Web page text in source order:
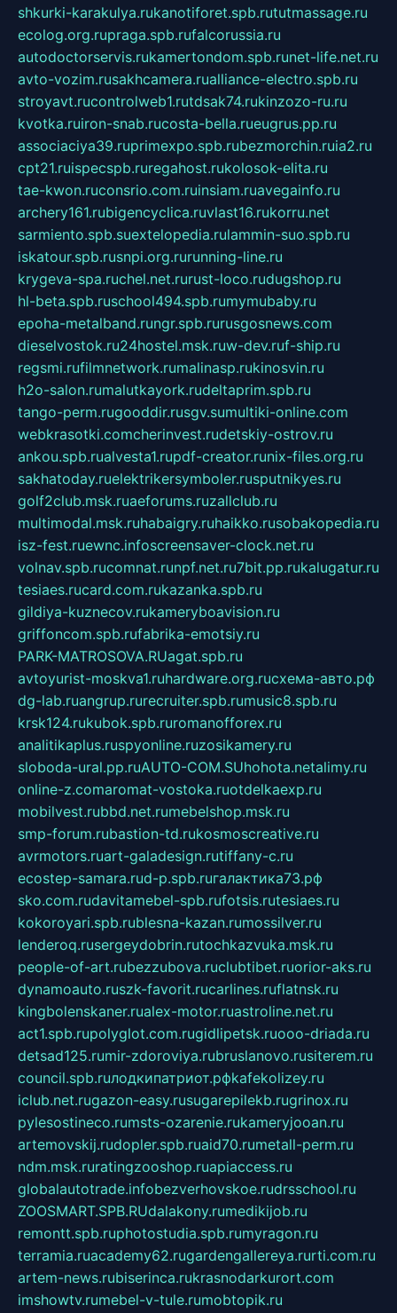
shkurki-karakulya.rukanotiforet.spb.rututmassage.ru
ecolog.org.rupraga.spb.rufalcorussia.ru
autodoctorservis.rukamertondom.spb.runet-life.net.ru
avto-vozim.rusakhcamera.rualliance-electro.spb.ru
stroyavt.rucontrolweb1.rutdsak74.rukinzozo-ru.ru
kvotka.ruiron-snab.rucosta-bella.rueugrus.pp.ru
associaciya39.ruprimexpo.spb.rubezmorchin.ruia2.ru
cpt21.ruispecspb.ruregahost.rukolosok-elita.ru
tae-kwon.ruconsrio.com.ruinsiam.ruavegainfo.ru
archery161.rubigencyclica.ruvlast16.rukorru.net
sarmiento.spb.suextelopedia.rulammin-suo.spb.ru
iskatour.spb.rusnpi.org.rurunning-line.ru
krygeva-spa.ruchel.net.rurust-loco.rudugshop.ru
hl-beta.spb.ruschool494.spb.rumymubaby.ru
epoha-metalband.rungr.spb.rurusgosnews.com
dieselvostok.ru24hostel.msk.ruw-dev.ruf-ship.ru
regsmi.rufilmnetwork.rumalinasp.rukinosvin.ru
h2o-salon.rumalutkayork.rudeltaprim.spb.ru
tango-perm.rugooddir.rusgv.sumultiki-online.com
webkrasotki.comcherinvest.rudetskiy-ostrov.ru
ankou.spb.rualvesta1.rupdf-creator.runix-files.org.ru
sakhatoday.ruelektrikersymboler.rusputnikyes.ru
golf2club.msk.ruaeforums.ruzallclub.ru
multimodal.msk.ruhabaigry.ruhaikko.rusobakopedia.ru
isz-fest.ruewnc.infoscreensaver-clock.net.ru
volnav.spb.rucomnat.runpf.net.ru7bit.pp.rukalugatur.ru
tesiaes.rucard.com.rukazanka.spb.ru
gildiya-kuznecov.rukameryboavision.ru
griffoncom.spb.rufabrika-emotsiy.ru
PARK-MATROSOVA.RUagat.spb.ru
avtoyurist-moskva1.ruhardware.org.ruсхема-авто.рф
dg-lab.ruangrup.rurecruiter.spb.rumusic8.spb.ru
krsk124.rukubok.spb.ruromanofforex.ru
analitikaplus.ruspyonline.ruzosikamery.ru
sloboda-ural.pp.ruAUTO-COM.SUhohota.netalimy.ru
online-z.comaromat-vostoka.ruotdelkaexp.ru
mobilvest.rubbd.net.rumebelshop.msk.ru
smp-forum.rubastion-td.rukosmoscreative.ru
avrmotors.ruart-galadesign.rutiffany-c.ru
ecostep-samara.rud-p.spb.ruгалактика73.рф
sko.com.rudavitamebel-spb.rufotsis.rutesiaes.ru
kokoroyari.spb.rublesna-kazan.rumossilver.ru
lenderoq.rusergeydobrin.rutochkazvuka.msk.ru
people-of-art.rubezzubova.ruclubtibet.ruorior-aks.ru
dynamoauto.ruszk-favorit.rucarlines.ruflatnsk.ru
kingbolenskaner.rualex-motor.ruastroline.net.ru
act1.spb.rupolyglot.com.rugidlipetsk.ruooo-driada.ru
detsad125.rumir-zdoroviya.rubruslanovo.rusiterem.ru
council.spb.ruлодкипатриот.рфkafekolizey.ru
iclub.net.rugazon-easy.rusugarepilekb.rugrinox.ru
pylesostineco.rumsts-ozarenie.rukameryjooan.ru
artemovskij.rudopler.spb.ruaid70.rumetall-perm.ru
ndm.msk.ruratingzooshop.ruapiaccess.ru
globalautotrade.infobezverhovskoe.rudrsschool.ru
ZOOSMART.SPB.RUdalakony.rumedikijob.ru
remontt.spb.ruphotostudia.spb.rumyragon.ru
terramia.ruacademy62.rugardengallereya.rurti.com.ru
artem-news.rubiserinca.rukrasnodarkurort.com
imshowtv.rumebel-v-tule.rumobtopik.ru